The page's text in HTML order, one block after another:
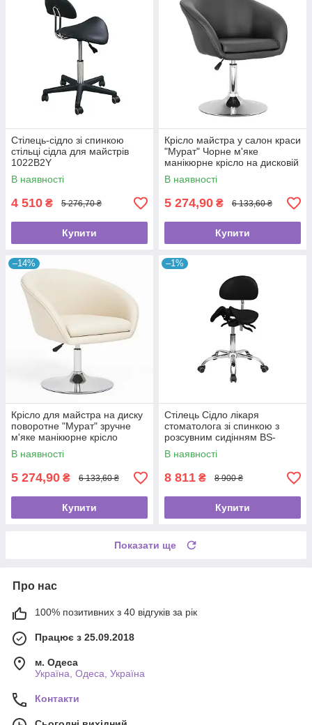
Стілець-сідло зі спинкою
стільці сідла для майстрів
1022B2Y
В наявності
4 510 ₴ 5 276,70 ₴
Купити
Крісло майстра у салон краси
"Мурат" Чорне м'яке
манікюрне крісло на дисковій
базі
В наявності
5 274,90 ₴ 6 133,60 ₴
Купити
–14%
Крісло для майстра на диску
поворотне "Мурат" зручне
м'яке манікюрне крісло
В наявності
5 274,90 ₴ 6 133,60 ₴
Купити
–1%
Стілець Сідло лікаря
стоматолога зі спинкою з
розсувним сидінням BS-
4008-1 з регулюванням
висоти для косметолога
В наявності
8 811 ₴ 8 900 ₴
Купити
Показати ще
Про нас
100% позитивних з 40 відгуків за рік
Працює з 25.09.2018
м. Одеса
Україна, Одеса, Україна
Контакти